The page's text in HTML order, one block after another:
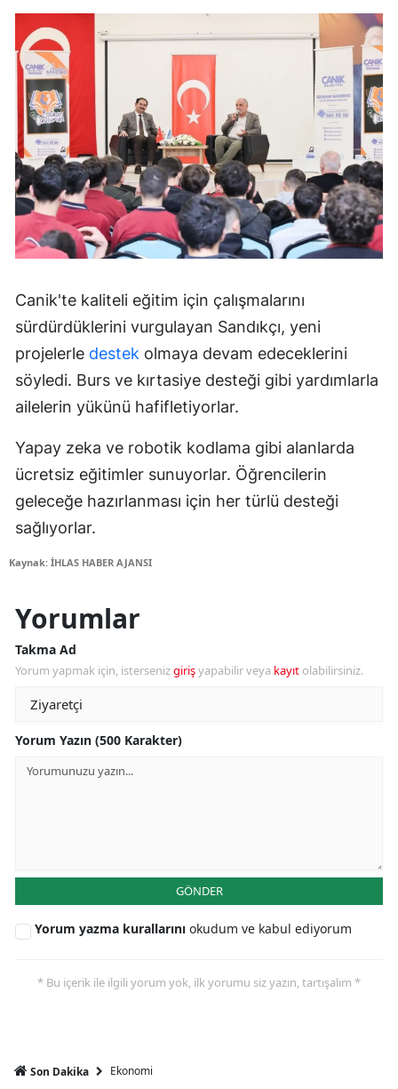
Canik'te kaliteli eğitim için çalışmalarını
sürdürdüklerini vurgulayan Sandıkçı, yeni
projelerle destek olmaya devam edeceklerini
söyledi. Burs ve kırtasiye desteği gibi yardımlarla
ailelerin yükünü hafifletiyorlar.
Yapay zeka ve robotik kodlama gibi alanlarda
ücretsiz eğitimler sunuyorlar. Öğrencilerin
geleceğe hazırlanması için her türlü desteği
sağlıyorlar.
Kaynak: İHLAS HABER AJANSI
Yorumlar
Takma Ad
Yorum yapmak için, istersenizgirişyapabilir veya kayıt olabilirsiniz.
Yorum Yazın (500 Karakter)
GÖNDER
Yorum yazma kurallarını okudum ve kabul ediyorum
* Bu içerik ile ilgili yorum yok, ilk yorumu siz yazın, tartışalım *
Son Dakika Ekonomi